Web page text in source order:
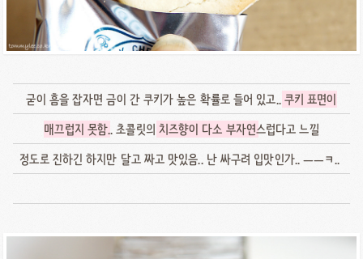
굳이 흠을 잡자면 금이 간 쿠키가 높은 확률로 들어 있고..쿠키 표면이
매끄럽지 못함.. 초콜릿의 치즈향이 다소 부자연스럽다고 느낄
정도로 진하긴 하지만 달고 짜고 맛있음.. 난 싸구려 입맛인가.. ㅡㅡㅋ..